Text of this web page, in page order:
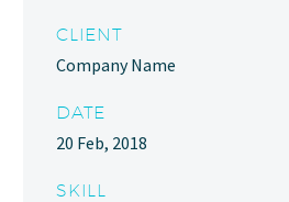
CLIENT
Company Name
DATE
20 Feb, 2018
SKILL